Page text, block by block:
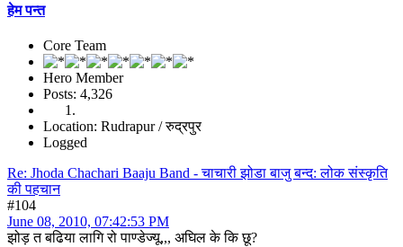
हेम पन्त
Core Team
Hero Member
Posts: 4,326
Location: Rudrapur / रुद्रपुर
Logged
Re: Jhoda Chachari Baaju Band - चाचारी झोडा बाजु बन्द: लोक संस्कृति
की पहचान
#104
June 08, 2010, 07:42:53 PM
झोड़ त बढिया लागि रो पाण्डेज्यू,,, अघिल के कि छू?